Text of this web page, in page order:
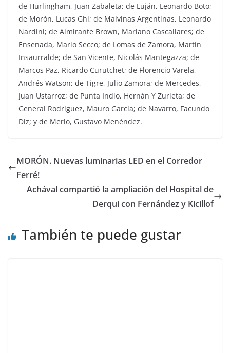
de Hurlingham, Juan Zabaleta; de Luján, Leonardo Boto;
de Morón, Lucas Ghi; de Malvinas Argentinas, Leonardo
Nardini; de Almirante Brown, Mariano Cascallares; de
Ensenada, Mario Secco; de Lomas de Zamora, Martín
Insaurralde; de San Vicente, Nicolás Mantegazza; de
Marcos Paz, Ricardo Curutchet; de Florencio Varela,
Andrés Watson; de Tigre, Julio Zamora; de Mercedes,
Juan Ustarroz; de Punta Indio, Hernán Y Zurieta; de
General Rodríguez, Mauro García; de Navarro, Facundo
Diz; y de Merlo, Gustavo Menéndez.
MORÓN. Nuevas luminarias LED en el Corredor
Ferré!
Achával compartió la ampliación del Hospital de
Derqui con Fernández y Kicillof
También te puede gustar